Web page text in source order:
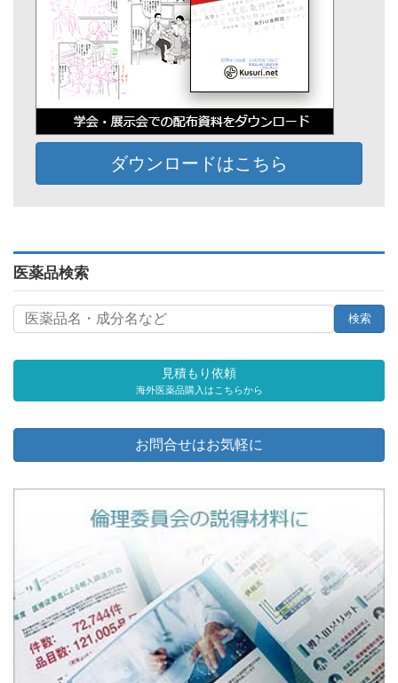
ダウンロードはこちら
医薬品検索
見積もり依頼
海外医薬品購入はこちらから
お問合せはお気軽に